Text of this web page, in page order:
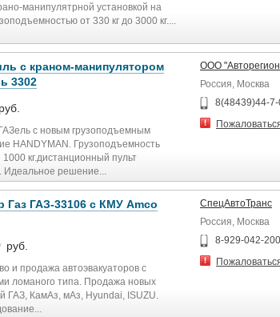
манипулятрной установкой на
от 330 кг до 3000 кг....
с краном-манипулятором
3302
руб.
с новым грузоподъемным
HANDYMAN. Грузоподъемность
1000 кг.дистанционный пульт
Идеальное решение...
ООО
Россия, Москва
8(48439)44-
Газ ГАЗ-33106 с КМУ Amco
руб.
и продажа автоэвакуаторов с
ломаного типа. Продажа новых
ГАЗ, КамАз, мАз, Hyundai, ISUZU.
СпецАвтоТранс
Россия, Москва
8-929-042-